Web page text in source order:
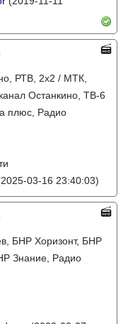
РТВ, 2х2 / МТК,
Останкино, ТВ-6
плюс, Радио
03-16 23:40:03)
БНР Хоризонт, БНР
Знание, Радио